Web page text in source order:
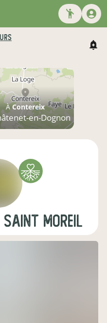
ÀContereix
en-Dognon
saint moreil